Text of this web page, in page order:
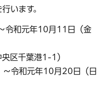
います。
令和元年10月11日（金
区千葉港1-1）
令和元年10月20日（日